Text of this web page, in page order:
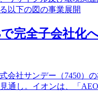
以下の図の事業展開
完全子会社化
会社サンデー（7450
通し。イオンは、「